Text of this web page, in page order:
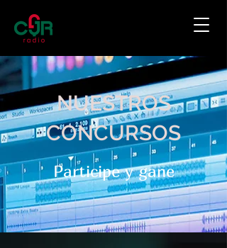
NUESTROS
CONCURSOS
Participe y gane